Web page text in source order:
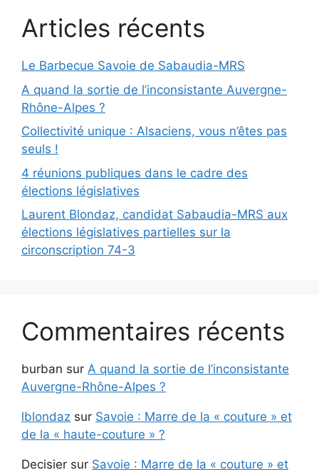
Articles récents
Le Barbecue Savoie de Sabaudia-MRS
A quand la sortie de l’inconsistante Auvergne-
Rhône-Alpes ?
Collectivité unique : Alsaciens, vous n’êtes pas
seuls !
4 réunions publiques dans le cadre des
élections législatives
Laurent Blondaz, candidat Sabaudia-MRS aux
élections législatives partielles sur la
circonscription 74-3
Commentaires récents
burban sur A quand la sortie de l’inconsistante
Auvergne-Rhône-Alpes ?
lblondaz sur Savoie : Marre de la « couture » et
de la « haute-couture » ?
Decisier sur Savoie : Marre de la « couture » et